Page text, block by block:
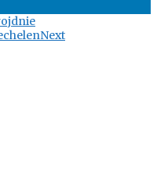
Next